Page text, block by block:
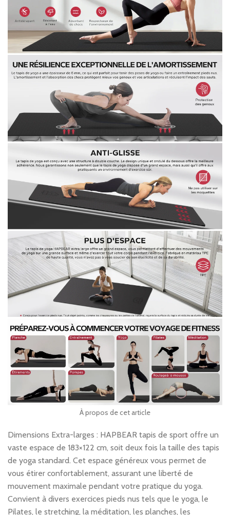
À propos de cet article
Dimensions Extra-larges : HAPBEAR tapis de sport offre un
vaste espace de 183×122 cm, soit deux fois la taille des tapis
de yoga standard. Cet espace généreux vous permet de
vous étirer confortablement, assurant une liberté de
mouvement maximale pendant votre pratique du yoga.
Convient à divers exercices pieds nus tels que le yoga, le
Pilates, le stretching, la méditation, les planches, les